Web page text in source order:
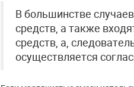
В большинстве
средств, а также
средств, а,
осуществляется